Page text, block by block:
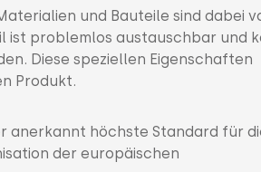
und Bauteile sind dabei
ist problemlos austauschbar und
Diese speziellen Eigenschaften
Produkt.
anerkannt höchste Standard für
der europäischen